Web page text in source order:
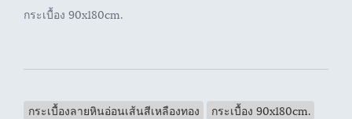
กระเบื้อง 90x180cm.
กระเบื้องลายหินอ่อนเส้นสีเหลืองทอง
กระเบื้อง 90x180cm.